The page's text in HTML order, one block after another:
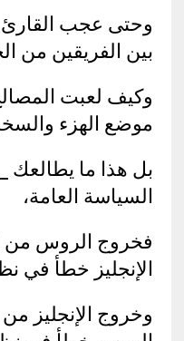
وحتى عجب القارئ
بين الفريقين من
وكيف لعبت
موضع الهزء
بل هذا ما
السياسة العامة،
فخروج الروس من
الإنجليز خطأ في
وخروج الإنجليز